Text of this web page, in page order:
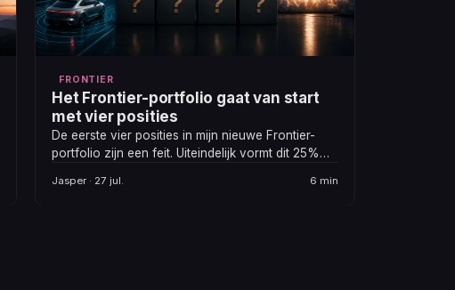
FRONTIER
Het Frontier-portfolio gaat van start
met vier posities
De eerste vier posities in mijn nieuwe Frontier-
portfolio zijn een feit. Uiteindelijk vormt dit 25%
Jasper · 27 jul. 6 min